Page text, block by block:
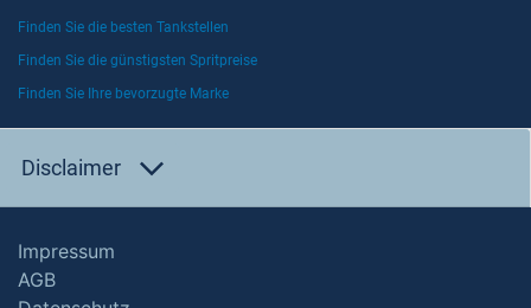
Finden Sie die besten Tankstellen
Finden Sie die günstigsten Spritpreise
Finden Sie Ihre bevorzugte Marke
Disclaimer
Impressum
AGB